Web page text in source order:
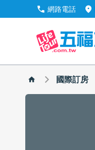
call 網路電話 location_on
國際訂房